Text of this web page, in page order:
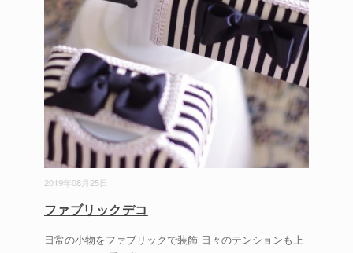
2019年08月25日
ファブリックデコ
日常の小物をファブリックで装飾 日々のテンションも上